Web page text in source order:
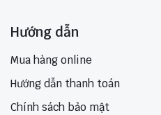
Hướng dẫn
Mua hàng online
Hướng dẫn thanh toán
Chính sách bảo mật